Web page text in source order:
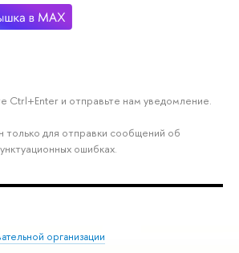
Ctrl+Enter и отправьте нам уведомление.
только для отправки сообщений об
ошибках.
организации